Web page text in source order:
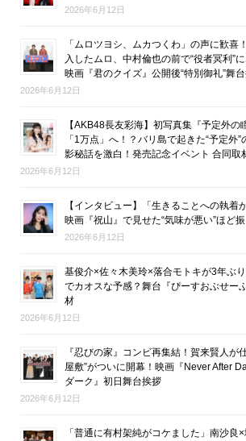
2026年6月12日
「ムロツヨシ、ムカつくわ」の声に歓喜
入したムロ、中村倫也の前で“役者冥利”
映画『君のクイズ』公開後“特別御礼”舞
2026年6月12日
【AKB48長友彩海】初写真集『予定外の
「1万点」へ！？バリ島で起きた“予定外
影秘話を激白！発売記念イベント 合同取
2026年6月12日
【インタビュー】「生きることへの執着
映画『祝山』で見せた“気味が悪い”ほど
2026年6月12日
基俊介×佐々木美玲×落合モトキが3年ぶ
でカオスな予感？舞台『ぴーすおぶせー
材
2026年6月12日
『忍びの家』コンビ再集結！賀来賢人が
屋敷”がついに開幕！映画『Never After
ダーク』初日舞台挨拶
2026年6月12日
「普通に有村架純がコケました」南沙良